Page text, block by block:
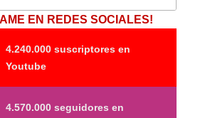
EN REDES SOCIALES!
4.240.000 suscriptores en
Youtube
4.570.000 seguidores en